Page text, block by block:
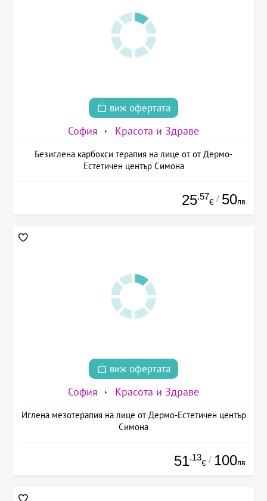
виж офертата
София Красота и Здраве
Безиглена карбокси терапия на лице от от Дермо-
Естетичен център Симона
25.57
€ / 50лв.
виж офертата
София Красота и Здраве
Иглена мезотерапия на лице от Дермо-Естетичен център
Симона
51.13
€ / 100лв.